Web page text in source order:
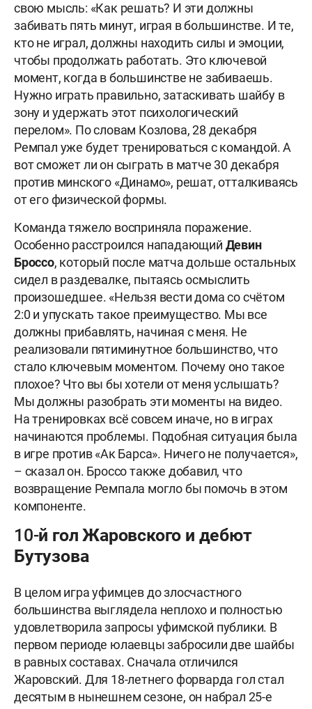
свою мысль: «Как решать? И эти должны
забивать пять минут, играя в большинстве. И те,
кто не играл, должны находить силы и эмоции,
чтобы продолжать работать. Это ключевой
момент, когда в большинстве не забиваешь.
Нужно играть правильно, затаскивать шайбу в
зону и удержать этот психологический
перелом». По словам Козлова, 28 декабря
Ремпал уже будет тренироваться с командой. А
вот сможет ли он сыграть в матче 30 декабря
против минского «Динамо», решат, отталкиваясь
от его физической формы.
Команда тяжело восприняла поражение.
Особенно расстроился нападающий Девин
Броссо, который после матча дольше остальных
сидел в раздевалке, пытаясь осмыслить
произошедшее. «Нельзя вести дома со счётом
2:0 и упускать такое преимущество. Мы все
должны прибавлять, начиная с меня. Не
реализовали пятиминутное большинство, что
стало ключевым моментом. Почему оно такое
плохое? Что вы бы хотели от меня услышать?
Мы должны разобрать эти моменты на видео.
На тренировках всё совсем иначе, но в играх
начинаются проблемы. Подобная ситуация была
в игре против «Ак Барса». Ничего не получается»,
– сказал он. Броссо также добавил, что
возвращение Ремпала могло бы помочь в этом
компоненте.
10-й гол Жаровского и дебют
Бутузова
В целом игра уфимцев до злосчастного
большинства выглядела неплохо и полностью
удовлетворила запросы уфимской публики. В
первом периоде юлаевцы забросили две шайбы
в равных составах. Сначала отличился
Жаровский. Для 18-летнего форварда гол стал
десятым в нынешнем сезоне, он набрал 25-е